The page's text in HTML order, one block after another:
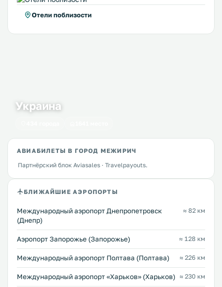
Отели поблизости
Украина
АВИАБИЛЕТЫ В ГОРОД МЕЖИРИЧ
Партнёрский блок Aviasales · Travelpayouts.
БЛИЖАЙШИЕ АЭРОПОРТЫ
Международный аэропорт Днепропетровск
(Днепр)
≈ 82 км
Аэропорт Запорожье (Запорожье) ≈ 128 км
Международный аэропорт Полтава (Полтава) ≈ 226 км
Международный аэропорт «Харьков» (Харьков) ≈ 230 км